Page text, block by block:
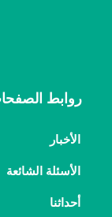
روابط
الأخبار
الأسئلة الشائعة
أحداثنا